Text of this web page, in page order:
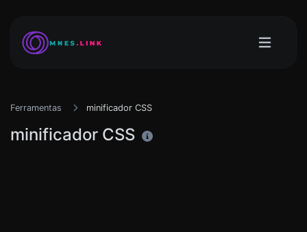
Ferramentas minificador CSS
minificador CSS